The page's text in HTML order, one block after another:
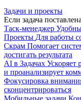
Задачи и проекты
Если задача
Таск-менеджер
Проекты Для работы
Скрам Помогает
достигать результата
AI в Задачах Ускоряет
и проанализирует
Фокусировка
сконцентрироваться
Мобильные задачи